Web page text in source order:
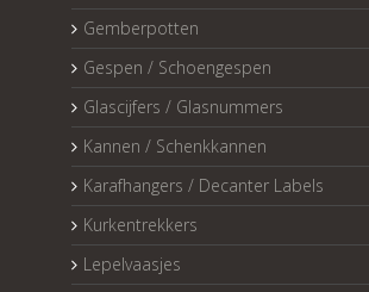
Gemberpotten
Gespen / Schoengespen
Glascijfers / Glasnummers
Kannen / Schenkkannen
Karafhangers / Decanter Labels
Kurkentrekkers
Lepelvaasjes